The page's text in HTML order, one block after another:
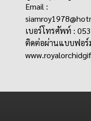
Email :
เบอร์โทรศัพท์ :
ติดต่อผ่านแบบฟอร์